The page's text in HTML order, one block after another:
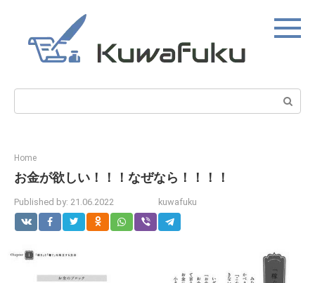
content
Search:
Home
お金が欲しい！！！なぜなら！！！！
Published by: 21.06.2022 kuwafuku